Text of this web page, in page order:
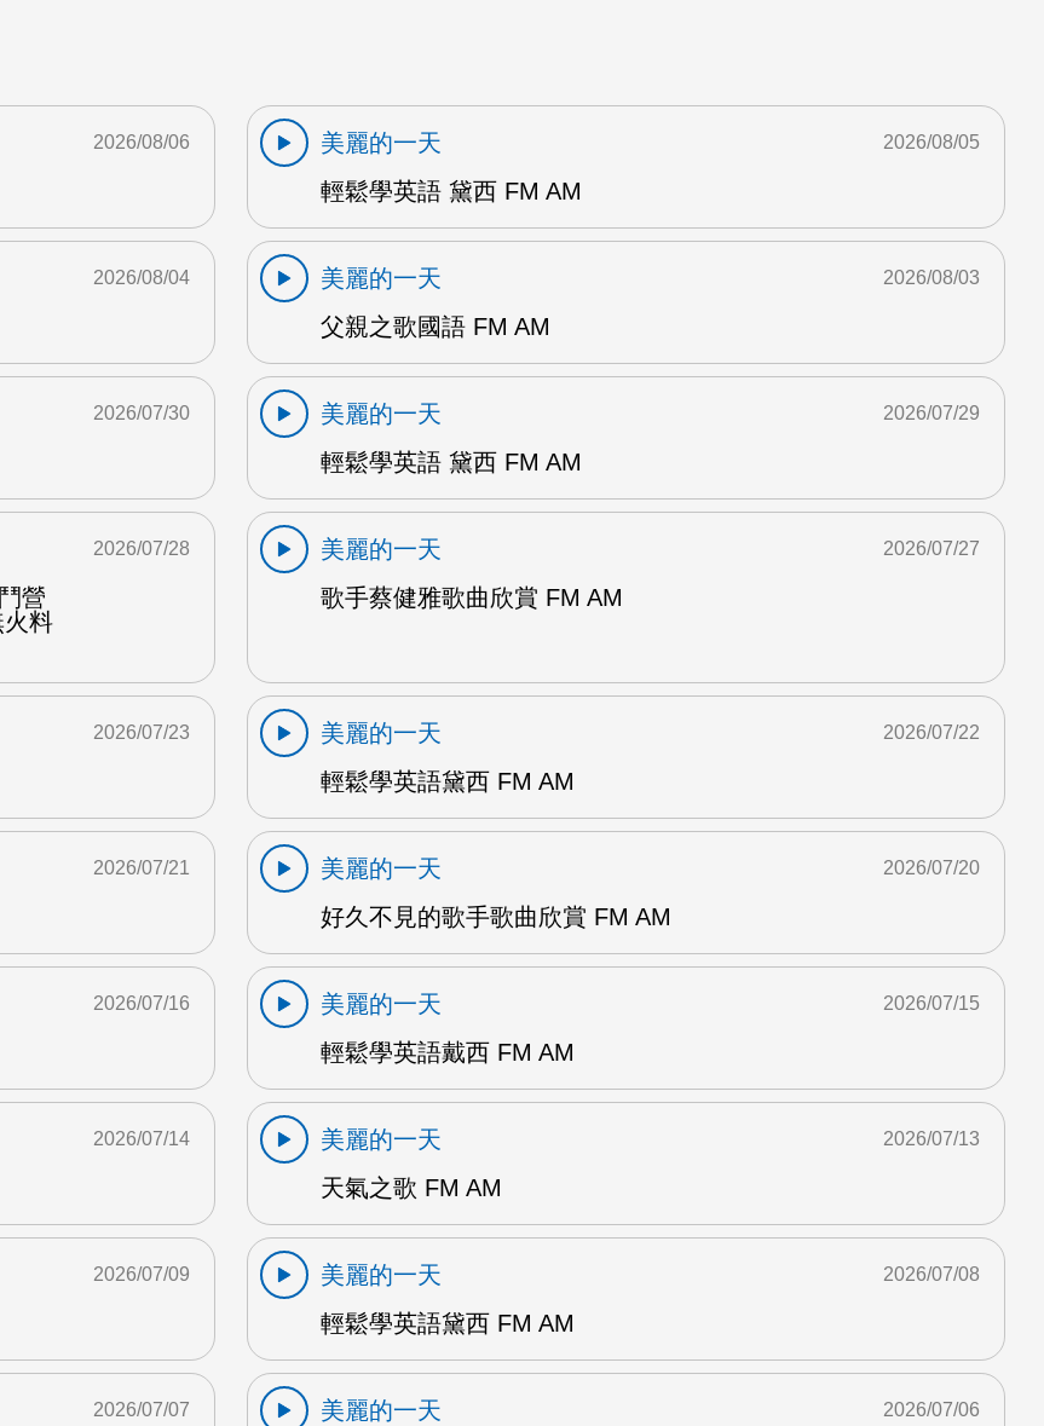
2026/08/06
美麗的一天
輕鬆學英語 黛西 FM AM
2026/08/05
2026/08/04
美麗的一天
父親之歌國語 FM AM
2026/08/03
2026/07/30
美麗的一天
輕鬆學英語 黛西 FM AM
2026/07/29
營
料
2026/07/28
美麗的一天
歌手蔡健雅歌曲欣賞 FM AM
2026/07/27
2026/07/23
美麗的一天
輕鬆學英語黛西 FM AM
2026/07/22
2026/07/21
美麗的一天
好久不見的歌手歌曲欣賞 FM AM
2026/07/20
2026/07/16
美麗的一天
輕鬆學英語戴西 FM AM
2026/07/15
2026/07/14
美麗的一天
天氣之歌 FM AM
2026/07/13
2026/07/09
美麗的一天
輕鬆學英語黛西 FM AM
2026/07/08
2026/07/07
美麗的一天
2026/07/06